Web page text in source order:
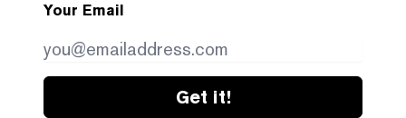
Your Email
Get it!